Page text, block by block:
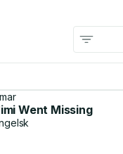
Went Missing